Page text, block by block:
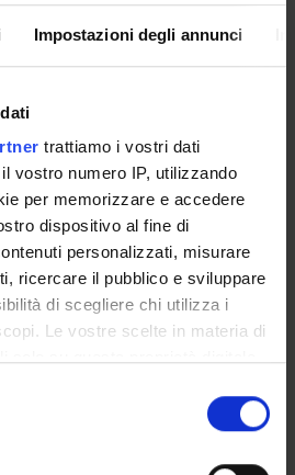
Impostazioni degli annunci
trattiamo i vostri dati
vostro numero IP, utilizzando
per memorizzare e accedere
dispositivo al fine di
personalizzati, misurare
ricercare il pubblico e sviluppare
di scegliere chi utilizza i
Le vostre scelte in materia di
proprio consenso in qualsiasi
sui cookie o facendo clic
OFFICES